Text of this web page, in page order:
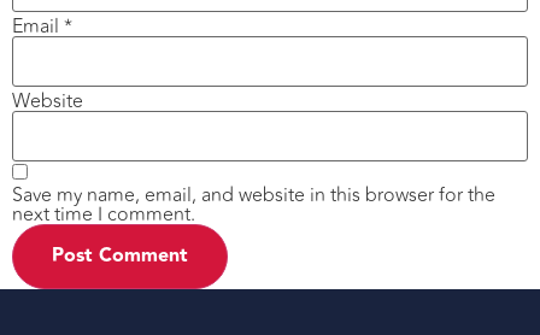
Email *
Website
Save my name, email, and website in this browser for the
next time I comment.